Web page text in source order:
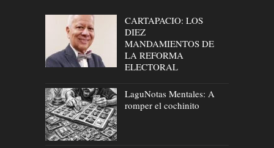
CARTAPACIO: LOS
DIEZ
MANDAMIENTOS DE
LA REFORMA
ELECTORAL
LaguNotas Mentales: A
romper el cochinito